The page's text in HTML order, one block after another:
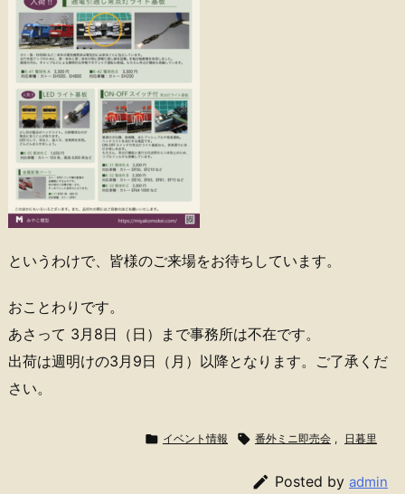
というわけで、皆様のご来場をお待ちしています。
おことわりです。
あさって 3月8日（日）まで事務所は不在です。
出荷は週明けの3月9日（月）以降となります。ご了承くだ
さい。
 イベント情報  番外ミニ即売会 , 日暮里
 Posted by admin